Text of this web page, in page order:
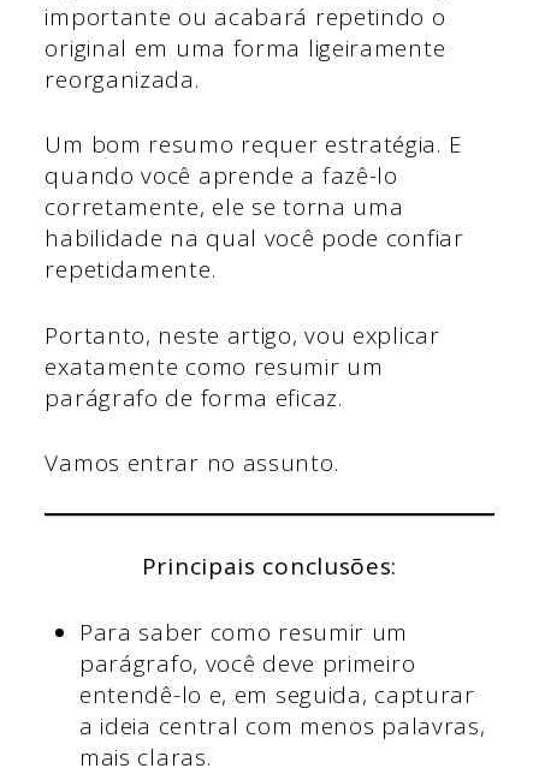
importante ou acabará repetindo o
original em uma forma ligeiramente
reorganizada.
Um bom resumo requer estratégia. E
quando você aprende a fazê-lo
corretamente, ele se torna uma
habilidade na qual você pode confiar
repetidamente.
Portanto, neste artigo, vou explicar
exatamente como resumir um
parágrafo de forma eficaz.
Vamos entrar no assunto.
Principais conclusões:
Para saber como resumir um
parágrafo, você deve primeiro
entendê-lo e, em seguida, capturar
a ideia central com menos palavras,
mais claras.